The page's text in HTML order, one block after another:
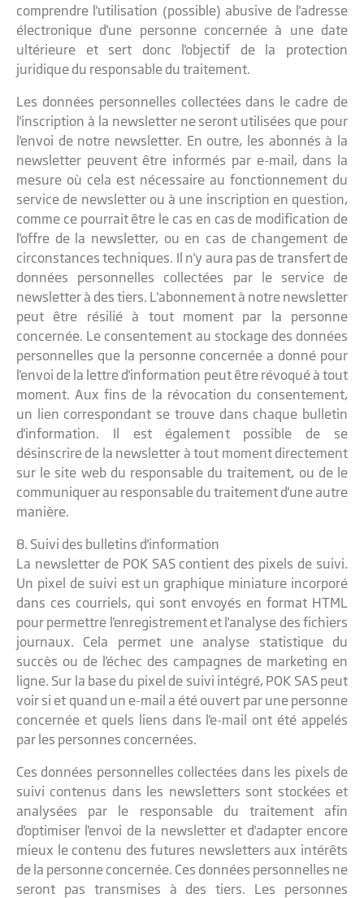
comprendre l'utilisation (possible) abusive de l'adresse
électronique d'une personne concernée à une date
ultérieure et sert donc l'objectif de la protection
juridique du responsable du traitement.
Les données personnelles collectées dans le cadre de
l'inscription à la newsletter ne seront utilisées que pour
l'envoi de notre newsletter. En outre, les abonnés à la
newsletter peuvent être informés par e-mail, dans la
mesure où cela est nécessaire au fonctionnement du
service de newsletter ou à une inscription en question,
comme ce pourrait être le cas en cas de modification de
l'offre de la newsletter, ou en cas de changement de
circonstances techniques. Il n'y aura pas de transfert de
données personnelles collectées par le service de
newsletter à des tiers. L'abonnement à notre newsletter
peut être résilié à tout moment par la personne
concernée. Le consentement au stockage des données
personnelles que la personne concernée a donné pour
l'envoi de la lettre d'information peut être révoqué à tout
moment. Aux fins de la révocation du consentement,
un lien correspondant se trouve dans chaque bulletin
d'information. Il est également possible de se
désinscrire de la newsletter à tout moment directement
sur le site web du responsable du traitement, ou de le
communiquer au responsable du traitement d'une autre
manière.
8. Suivi des bulletins d'information
La newsletter de POK SAS contient des pixels de suivi.
Un pixel de suivi est un graphique miniature incorporé
dans ces courriels, qui sont envoyés en format HTML
pour permettre l'enregistrement et l'analyse des fichiers
journaux. Cela permet une analyse statistique du
succès ou de l'échec des campagnes de marketing en
ligne. Sur la base du pixel de suivi intégré, POK SAS peut
voir si et quand un e-mail a été ouvert par une personne
concernée et quels liens dans l'e-mail ont été appelés
par les personnes concernées.
Ces données personnelles collectées dans les pixels de
suivi contenus dans les newsletters sont stockées et
analysées par le responsable du traitement afin
d'optimiser l'envoi de la newsletter et d'adapter encore
mieux le contenu des futures newsletters aux intérêts
de la personne concernée. Ces données personnelles ne
seront pas transmises à des tiers. Les personnes